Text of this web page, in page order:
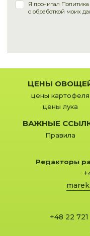
Я прочитал
с обработкой моих
ЦЕНЫ
цены картофеля
цены лука
ВАЖНЫЕ
Правила
Редакторы
+48 22